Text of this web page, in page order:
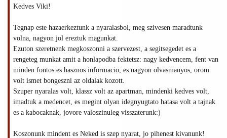
Kedves Viki!
Tegnap este hazaerkeztunk a nyaralasbol, meg szivesen maradtunk
volna, nagyon jol ereztuk magunkat.
Ezuton szeretnenk megkoszonni a szervezest, a segitsegedet es a
rengeteg munkat amit a honlapodba fektetsz: nagy kedvencem, fent van
minden fontos es hasznos informacio, es nagyon olvasmanyos, orom
volt ismet bongeszni az oldalak kozott.
Szuper nyaralas volt, klassz volt az apartman, mindenki kedves volt,
imadtuk a medencet, es megint olyan idegnyugtato hatasa volt a tajnak
es a kabocaknak, jovore valoszinuleg visszaterunk:)
Koszonunk mindent es Neked is szep nyarat, jo pihenest kivanunk!